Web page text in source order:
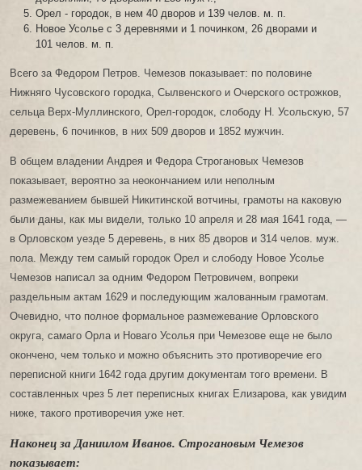
Орел - городок, в нем 40 дворов и 139 челов. м. п.
Новое Усолье с 3 деревнями и 1 починком, 26 дворами и
101 челов. м. п.
Всего за Федором Петров. Чемезов показывает: по половине
Нижняго Чусовского городка, Сылвенского и Очерского острожков,
сельца Верх-Муллинского, Орел-городок, слободу Н. Усольскую, 57
деревень, 6 починков, в них 509 дворов и 1852 мужчин.
В общем владении Андрея и Федора Строгановых Чемезов
показывает, вероятно за неокончанием или неполным
размежеванием бывшей Никитинской вотчины, грамоты на каковую
были даны, как мы видели, только 10 апреля и 28 мая 1641 года, —
в Орловском уезде 5 деревень, в них 85 дворов и 314 челов. муж.
пола. Между тем самый городок Орел и слободу Новое Усолье
Чемезов написал за одним Федором Петровичем, вопреки
раздельным актам 1629 и последующим жалованным грамотам.
Очевидно, что полное формальное размежевание Орловского
округа, самаго Орла и Новаго Усолья при Чемезове еще не было
окончено, чем только и можно объяснить это противоречие его
переписной книги 1642 года другим документам того времени. В
составленных чрез 5 лет переписных книгах Елизарова, как увидим
ниже, такого противоречия уже нет.
Наконец за Даниилом Иванов. Строгановым Чемезов
показывает: